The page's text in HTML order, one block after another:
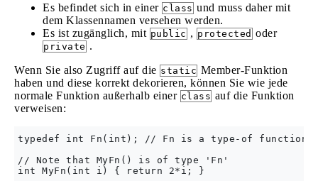
Es befindet sich in einer class und muss daher mit
dem Klassennamen versehen werden.
Es ist zugänglich, mit public , protected oder
private .
Wenn Sie also Zugriff auf die static Member-Funktion
haben und diese korrekt dekorieren, können Sie wie jede
normale Funktion außerhalb einer class auf die Funktion
verweisen:
typedef int Fn(int); // Fn is a type-of function
// Note that MyFn() is of type 'Fn'
int MyFn(int i) { return 2*i; }